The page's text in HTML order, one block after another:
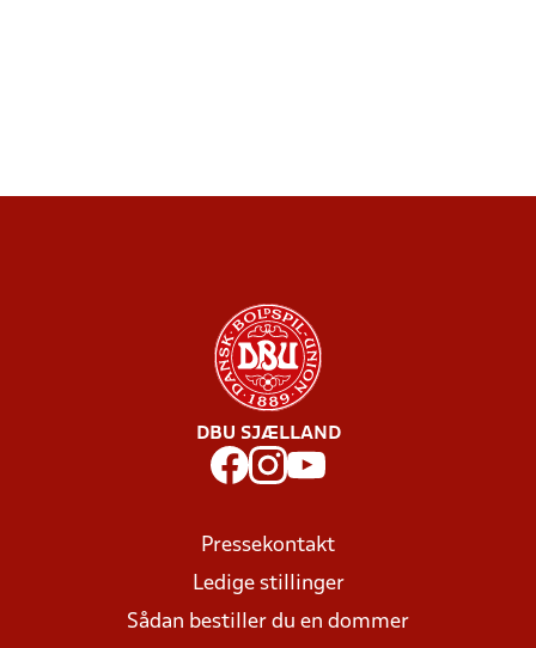
DBU SJÆLLAND
Pressekontakt
Ledige stillinger
Sådan bestiller du en dommer